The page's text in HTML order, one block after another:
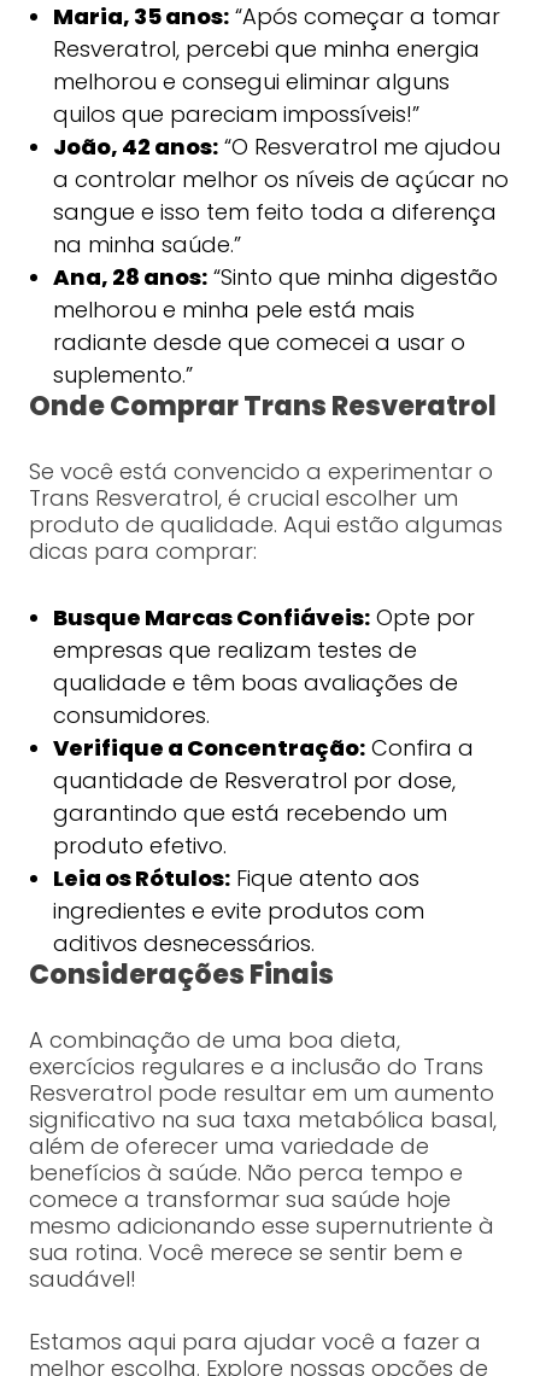
Maria, 35 anos:“Após começar a tomar
Resveratrol, percebi que minha energia
melhorou e consegui eliminar alguns
quilos que pareciam impossíveis!”
João, 42 anos:“O Resveratrol me ajudou
a controlar melhor os níveis de açúcar no
sangue e isso tem feito toda a diferença
na minha saúde.”
Ana, 28 anos:“Sinto que minha digestão
melhorou e minha pele está mais
radiante desde que comecei a usar o
suplemento.”
Onde Comprar Trans Resveratrol
Se você está convencido a experimentar o
Trans Resveratrol, é crucial escolher um
produto de qualidade. Aqui estão algumas
dicas para comprar:
Busque Marcas Confiáveis:Opte por
empresas que realizam testes de
qualidade e têm boas avaliações de
consumidores.
Verifique a Concentração:Confira a
quantidade de Resveratrol por dose,
garantindo que está recebendo um
produto efetivo.
Leia os Rótulos:Fique atento aos
ingredientes e evite produtos com
aditivos desnecessários.
Considerações Finais
A combinação de uma boa dieta,
exercícios regulares e a inclusão do Trans
Resveratrol pode resultar em um aumento
significativo na sua taxa metabólica basal,
além de oferecer uma variedade de
benefícios à saúde. Não perca tempo e
comece a transformar sua saúde hoje
mesmo adicionando esse supernutriente à
sua rotina. Você merece se sentir bem e
saudável!
Estamos aqui para ajudar você a fazer a
melhor escolha. Explore nossas opções de